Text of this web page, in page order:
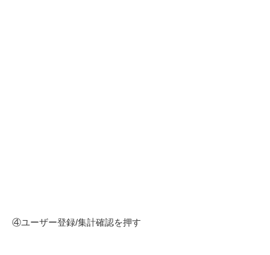
④ユーザー登録/集計確認を押す